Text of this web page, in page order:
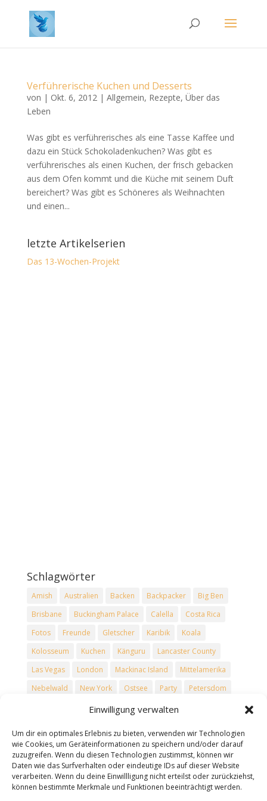
Einwilligung verwalten
Um dir ein optimales Erlebnis zu bieten, verwenden wir Technologien
wie Cookies, um Geräteinformationen zu speichern und/oder darauf
zuzugreifen. Wenn du diesen Technologien zustimmst, können wir
Daten wie das Surfverhalten oder eindeutige IDs auf dieser Website
verarbeiten. Wenn du deine Einwillligung nicht erteilst oder zurückziehst,
können bestimmte Merkmale und Funktionen beeinträchtigt werden.
Verführerische Kuchen und Desserts
von | Okt. 6, 2012| Allgemein, Rezepte, Über das
Leben
Was gibt es verführerisches als eine Tasse Kaffee und
dazu ein Stück Schokoladenkuchen? Was gibt es
verführerisches als einen Kuchen, der frisch gebacken
aus dem Ofen kommt und die Küche mit seinem Duft
bereichert? Was gibt es Schöneres als Weihnachten
und einen...
letzte Artikelserien
Das 13-Wochen-Projekt
Schlagwörter
Amish Australien Backen Backpacker
Big Ben
Brisbane
Buckingham Palace Calella
Costa Rica
Fotos
Freunde Gletscher Karibik
Koala
Kolosseum
Kuchen Känguru
Lancaster County
Las Vegas
London Mackinac Island
Mittelamerika
Nebelwald
New York Ostsee Party
Petersdom
Regenwald Reise Reisen
Spanien
Tower Bridge Trevi-Brunnen
Urlaub
USA
Vatikan Vulkane Washington D.C. Winter